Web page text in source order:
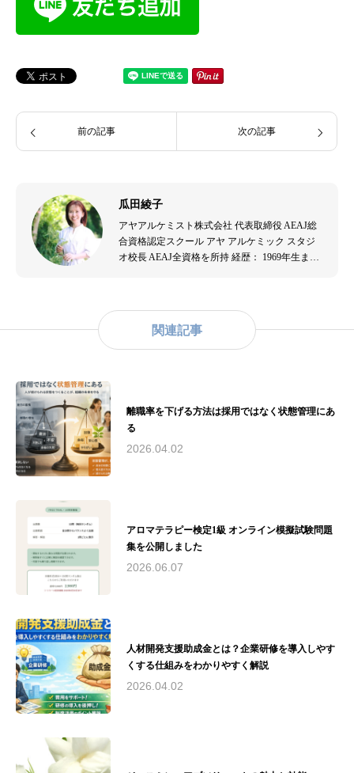
前の記事 次の記事
瓜田綾子
アヤアルケミスト株式会社 代表取締役 AEAJ総
合資格認定スクール アヤ アルケミック スタジ
オ校長 AEAJ全資格を所持 経歴： 1969年生ま
アルケミスト株式会社を設立。アロマテラピー
の普及と教育に尽力。主な資格： - （公社）日
本アロマ環境協会認定アロマセラピスト - （公
ティックケアリング協会認定リンパドレナージ
ュトレーナー実績： - 2010年（公社）日本アロ
マ環境協会総合資格認定校として承認 - 2016
義塾大学SFC研究所との共同研究実施現在の活
動： - アヤアルケミックスタジオにて、アロマ
育成 - 湘南和ハーブの会運営 - 荏原湘南スポー
夏〜予定）理念： "アロマテラピーを通じて、
人々の心と身体の健康と美しさを引き出し、
Quality of Life（生活の質）の向上に貢献する"と
関連記事
離職率を下げる方法は採用ではなく状態管理にあ
る
2026.04.02
アロマテラピー検定1級 オンライン模擬試験問題
集を公開しました
2026.06.07
人材開発支援助成金とは？企業研修を導入しやす
くする仕組みをわかりやすく解説
2026.04.02